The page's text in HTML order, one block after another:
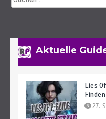
Aktuelle
Lies
27.